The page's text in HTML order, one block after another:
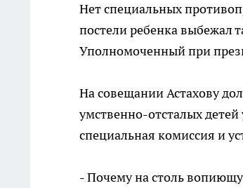
Нет специальных
постели ребенка выбежал
Уполномоченный при
На совещании Астахову
умственно-отсталых
специальная комиссия и
- Почему на столь